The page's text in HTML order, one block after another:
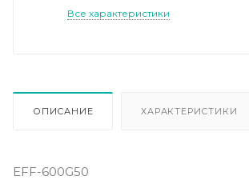
Все характеристики
ОПИСАНИЕ ХАРАКТЕРИСТИКИ
EFF-600G50